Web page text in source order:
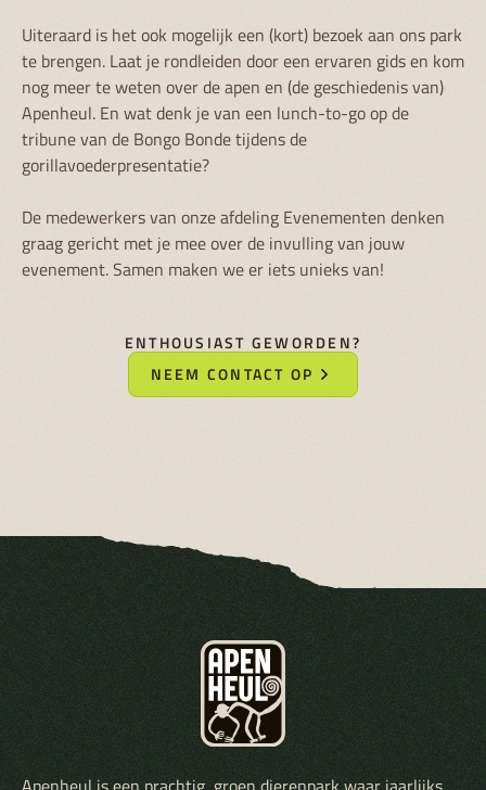
Uiteraard is het ook mogelijk een (kort) bezoek aan ons park
te brengen. Laat je rondleiden door een ervaren gids en kom
nog meer te weten over de apen en (de geschiedenis van)
Apenheul. En wat denk je van een lunch-to-go op de
tribune van de Bongo Bonde tijdens de
gorillavoederpresentatie?
De medewerkers van onze afdeling Evenementen denken
graag gericht met je mee over de invulling van jouw
evenement. Samen maken we er iets unieks van!
ENTHOUSIAST GEWORDEN?
NEEM CONTACT OP